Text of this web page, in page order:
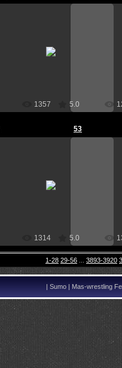
1357 5.0
1314 5.0
53
1-28 29-56 3893-3920
| Sumo | Mas-wrestling